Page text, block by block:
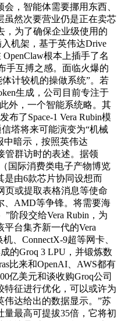
，智能体需要挪用东西、
虽然次要营业仍是正在卖芯
，为了确保企业级使用的
机架，基于英伟达Drive
根本上插手了名
手互搏之感。面临火爆的
计较机的操做系统”。若
生成，公司目前专注于
外，一个智能系统略。其
了Space-1 Vera Rubin模
塔将来可能演变为“机械
中暗示，按照英伟达
管群访时的表述。据领
国际消费类电子产物博览
是由6款芯片协同设想而
页或提取表格消息等使命
、AMD等争锋。将需要海
阶段交给Vera Rubin，为
台集齐新一代的Vera
、ConnectX-9超等网卡、
的Groq 3 LPU，并锻炼数
比来和OpenAI、AWS都有
亿美元和谈收购Groq公司
特征进行优化，可以或许为
伟达给出的数据显示。”苏
量最高可提拔35倍，它将初